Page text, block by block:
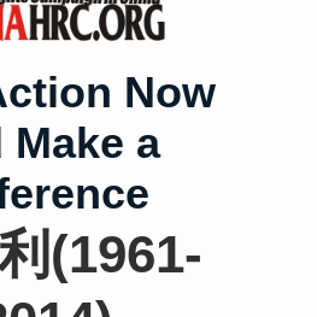
Now
Make a
(1961-